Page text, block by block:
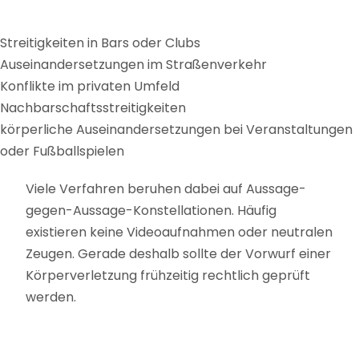
Streitigkeiten in Bars oder Clubs
Auseinandersetzungen im Straßenverkehr
Konflikte im privaten Umfeld
Nachbarschaftsstreitigkeiten
körperliche Auseinandersetzungen bei Veranstaltungen
oder Fußballspielen
Viele Verfahren beruhen dabei auf Aussage-
gegen-Aussage-Konstellationen. Häufig
existieren keine Videoaufnahmen oder neutralen
Zeugen. Gerade deshalb sollte der Vorwurf einer
Körperverletzung frühzeitig rechtlich geprüft
werden.